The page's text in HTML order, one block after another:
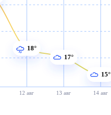
12 авг 13 авг 14 авг
18°
17°
15°